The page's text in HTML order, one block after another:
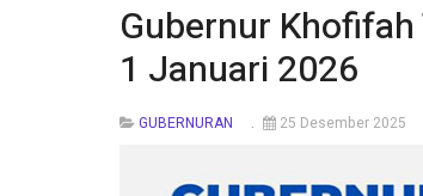
Gubernur
1 Januari 2026
GUBERNURAN 25 Desember 2025